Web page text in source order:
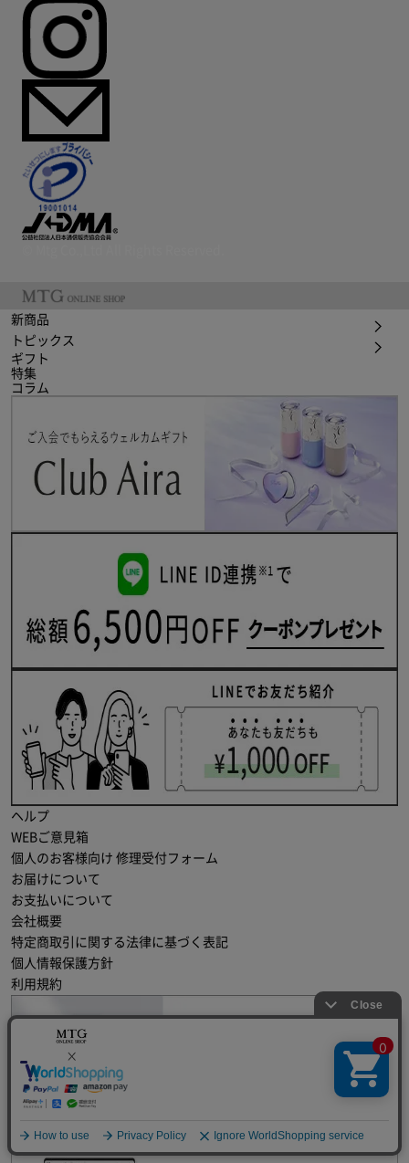
新商品
トピックス
ギフト
特集
コラム
ヘルプ
WEBご意見箱
個人のお客様向け 修理受付フォーム
お届けについて
お支払いについて
会社概要
特定商取引に関する法律に基づく表記
個人情報保護方針
利用規約